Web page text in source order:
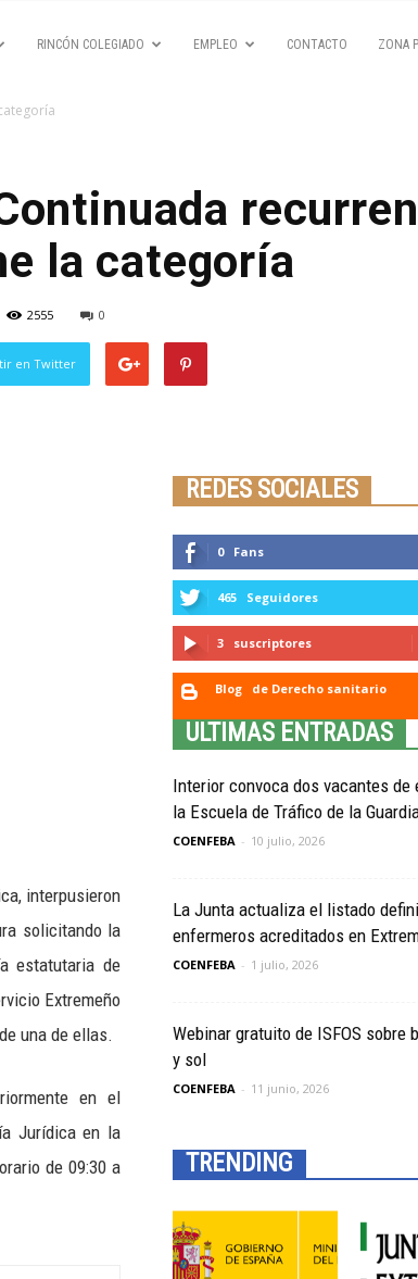
RINCÓN COLEGIADO EMPLEO CONTACTO ZONA
recurren
la categoría
2555 0
en Twitter
interpusieron
solicitando la
estatutaria de
Extremeño
una de ellas.
en el
Jurídica en la
de 09:30 a
REDES SOCIALES
0 Fans
465 Seguidores
3 suscriptores
Blog de Derecho sanitario
ULTIMAS ENTRADAS
Interior convoca dos vacantes de
la Escuela de Tráfico de la
COENFEBA - 10 julio, 2026
La Junta actualiza el listado
enfermeros acreditados en
COENFEBA - 1 julio, 2026
Webinar gratuito de ISFOS sobre
y sol
COENFEBA - 11 junio, 2026
TRENDING